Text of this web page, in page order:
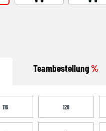
Teambestellung%
116 128